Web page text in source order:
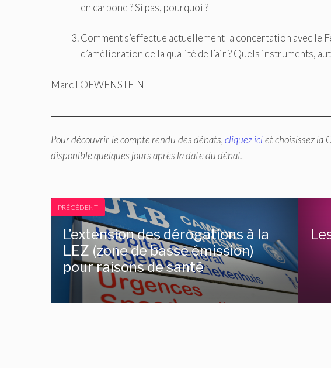
en carbone ? Si pas, pourquoi ?
Comment s’effectue actuellement la concertation avec le
d’amélioration de la qualité de l’air ? Quels instruments,
Marc LOEWENSTEIN
Pour découvrir le compte rendu des débats,cliquez iciet choisissez la
disponible quelques jours après la date du débat.
PRÉCÉDENT
L’extension des dérogations à la
LEZ (zone de basse émission)
pour raisons de santé